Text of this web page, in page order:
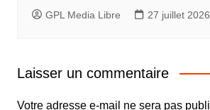
GPL Media Libre 27 juillet 2026
Laisser un commentaire
Votre adresse e-mail ne sera pas